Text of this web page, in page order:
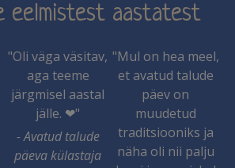
eelmistest aastatest
"Oli väga väsitav,
aga teeme
järgmisel aastal
jälle. ❤"
- Avatud talude
päeva külastaja
"Mul on hea meel,
et avatud talude
päev on
muudetud
traditsiooniks ja
näha oli nii palju